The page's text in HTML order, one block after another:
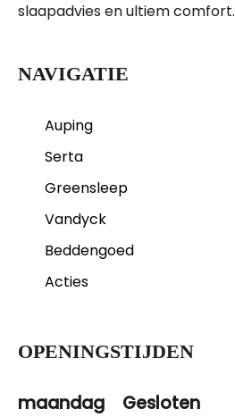
slaapadvies en ultiem comfort.
NAVIGATIE
Auping
Serta
Greensleep
Vandyck
Beddengoed
Acties
OPENINGSTIJDEN
maandag Gesloten